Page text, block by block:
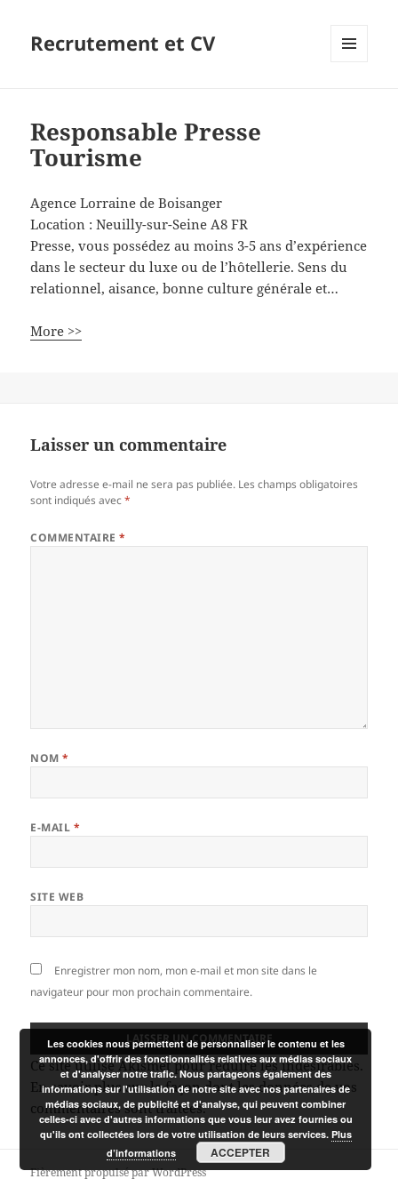
Recrutement et CV
Responsable Presse
Tourisme
Agence Lorraine de Boisanger
Location :Neuilly-sur-Seine A8 FR
Presse, vous possédez au moins 3-5 ans d’expérience
dans le secteur du luxe ou de l’hôtellerie. Sens du
relationnel, aisance, bonne culture générale et…
More >>
Laisser un commentaire
Votre adresse e-mail ne sera pas publiée. Les champs obligatoires
sont indiqués avec*
COMMENTAIRE*
NOM*
E-MAIL *
SITE WEB
Enregistrer mon nom, mon e-mail et mon site dans le
navigateur pour mon prochain commentaire.
Ce site utilise Akismet pour réduire les indésirables.
En savoir plus sur la façon dont les données de vos
commentaires sont traitées.
Fièrement propulsé par WordPress
Les cookies nous permettent de personnaliser le contenu et les
annonces, d'offrir des fonctionnalités relatives aux médias sociaux
et d'analyser notre trafic. Nous partageons également des
informations sur l'utilisation de notre site avec nos partenaires de
médias sociaux, de publicité et d'analyse, qui peuvent combiner
celles-ci avec d'autres informations que vous leur avez fournies ou
qu'ils ont collectées lors de votre utilisation de leurs services. Plus
d’informations
ACCEPTER